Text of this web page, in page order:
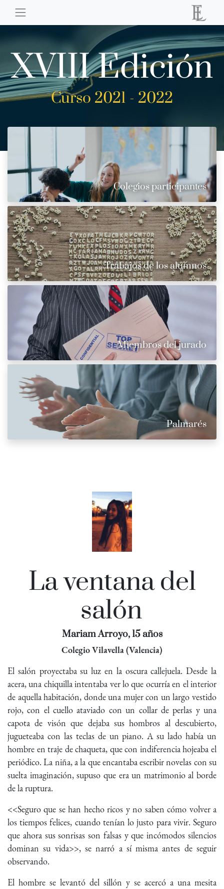
XVIII Edición
Curso 2021 - 2022
Colegios participantes
Trabajos de los alumnos
Miembros del jurado
Palmarés
La ventana del
salón
Mariam Arroyo, 15 años
Colegio Vilavella (Valencia)
El salón proyectaba su luz en la oscura callejuela. Desde la
acera, una chiquilla intentaba ver lo que ocurría en el interior
de aquella habitación, donde una mujer con un largo vestido
rojo, con el cuello ataviado con un collar de perlas y una
capota de visón que dejaba sus hombros al descubierto,
jugueteaba con las teclas de un piano. A su lado había un
hombre en traje de chaqueta, que con indiferencia hojeaba el
periódico. La niña, a la que encantaba escribir novelas con su
suelta imaginación, supuso que era un matrimonio al borde
de la ruptura.
<<Seguro que se han hecho ricos y no saben cómo volver a
los tiempos felices, cuando tenían lo justo para vivir. Seguro
que ahora sus sonrisas son falsas y que incómodos silencios
dominan su vida>>, se narró a sí misma antes de seguir
observando.
El hombre se levantó del sillón y se acercó a una mesita